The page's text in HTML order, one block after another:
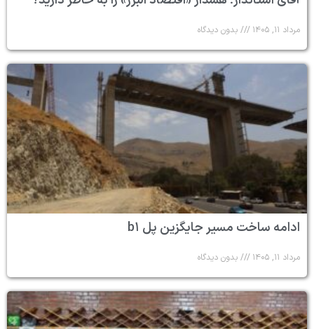
مرداد ۱۱, ۱۴۰۵ بدون دیدگاه
ادامه ساخت مسیر جایگزین پل b۱
مرداد ۱۱, ۱۴۰۵ بدون دیدگاه